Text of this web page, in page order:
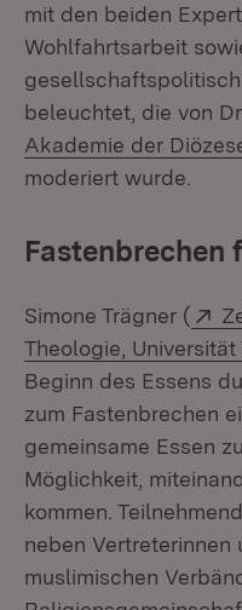
mit den beiden
Wohlfahrtsarbeit
beleuchtet, die von
Akademie der
moderiert wurde.
Fastenbrechen
Simone Trägner (
Theologie, Universität
Beginn des Essens
zum Fastenbrechen
gemeinsame Essen
Möglichkeit,
kommen.
neben Vertreterinnen
muslimischen